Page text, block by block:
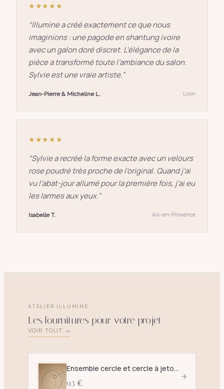
★★★★★
“Illumine a créé exactement ce que nous
imaginions : une pagode en shantung ivoire
avec un galon doré discret. L’élégance de la
pièce a transformé toute l’ambiance du salon.
Sylvie est une vraie artiste.”
Jean-Pierre & Micheline L. Lyon
★★★★★
“Sylvie a recréé la forme exacte avec un velours
rose poudré très proche de l’original. Quand j’ai
vu l’abat-jour allumé pour la première fois, j’ai eu
les larmes aux yeux.”
Isabelle T. Aix-en-Provence
ATELIER ILLUMINE
Les fournitures pour votre projet
VOIR TOUT →
Ensemble cercle et cercle à jetons D. 25 cm blanc - E27
9.5 €